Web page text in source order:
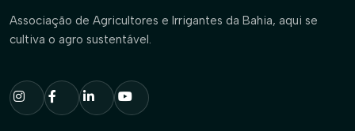
Associação de Agricultores e Irrigantes da Bahia, aqui se
cultiva o agro sustentável.